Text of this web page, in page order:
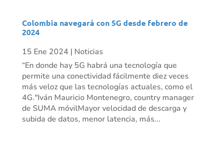
Colombia navegará con 5G desde febrero de
2024
15 Ene 2024 | Noticias
“En donde hay 5G habrá una tecnología que
permite una conectividad fácilmente diez veces
más veloz que las tecnologías actuales, como el
4G."Iván Mauricio Montenegro, country manager
de SUMA móvilMayor velocidad de descarga y
subida de datos, menor latencia, más...